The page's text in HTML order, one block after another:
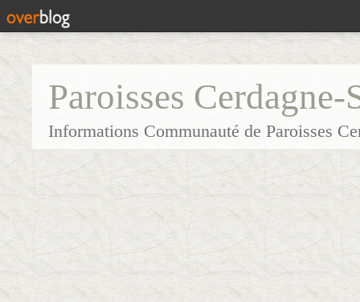
Paroisses
Informations Communauté de Paroisses